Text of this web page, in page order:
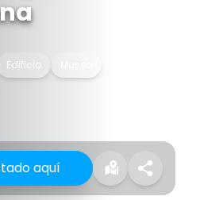
Edificio
aquí